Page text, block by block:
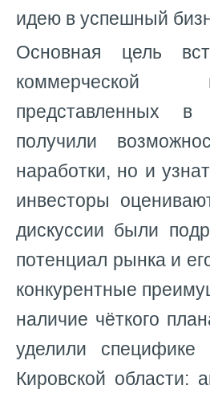
идею в успешный
Основная цель
коммерческой
представленных в
получили
наработки, но и
инвесторы
дискуссии были
потенциал рынка и
конкурентные
наличие чёткого
уделили специфике
Кировской области: